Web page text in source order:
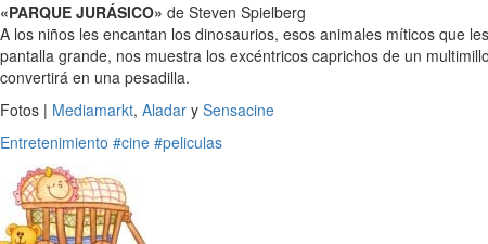
«PARQUE JURÁSICO» de Steven Spielberg
A los niños les encantan los dinosaurios, esos animales míticos que
pantalla grande, nos muestra los excéntricos caprichos de un
convertirá en una pesadilla.
Fotos | Mediamarkt, Aladar y Sensacine
Entretenimiento #cine #peliculas